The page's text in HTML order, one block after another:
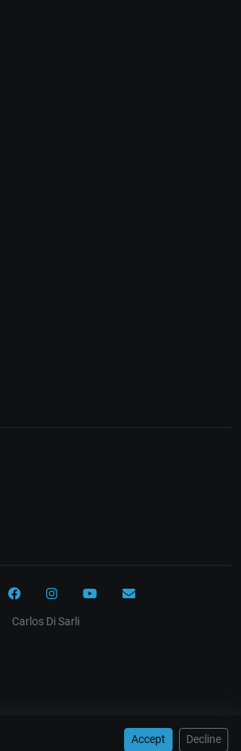
Accept Decline
Carlos Di Sarli